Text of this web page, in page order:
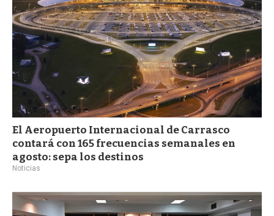
El Aeropuerto Internacional de Carrasco
contará con 165 frecuencias semanales en
agosto: sepa los destinos
Noticias